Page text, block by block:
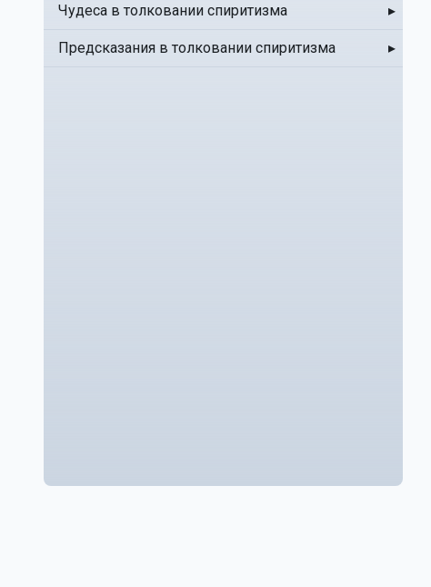
Чудеса в толковании спиритизма ▸
Предсказания в толковании спиритизма ▸